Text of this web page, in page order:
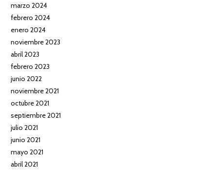
marzo 2024
febrero 2024
enero 2024
noviembre 2023
abril 2023
febrero 2023
junio 2022
noviembre 2021
octubre 2021
septiembre 2021
julio 2021
junio 2021
mayo 2021
abril 2021